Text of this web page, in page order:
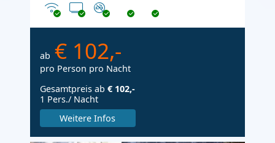
Internet
TV Nichtraucher
ab € 102,-
pro Person pro Nacht
Gesamtpreis ab € 102,-
1 Pers./ Nacht
Weitere Infos